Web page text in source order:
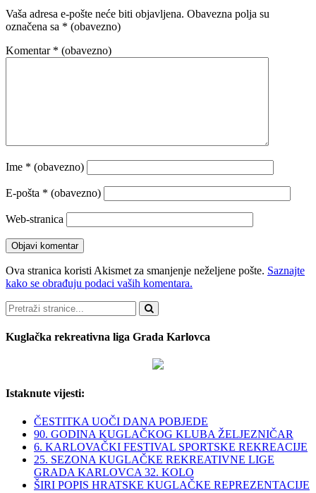
Vaša adresa e-pošte neće biti objavljena. Obavezna polja su
označena sa * (obavezno)
Komentar * (obavezno)
Ime * (obavezno)
E-pošta * (obavezno)
Web-stranica
Ova stranica koristi Akismet za smanjenje neželjene pošte. Saznajte
kako se obrađuju podaci vaših komentara.
Pretraži
Kuglačka rekreativna liga Grada Karlovca
Istaknute vijesti:
ČESTITKA UOČI DANA POBJEDE
90. GODINA KUGLAČKOG KLUBA ŽELJEZNIČAR
6. KARLOVAČKI FESTIVAL SPORTSKE REKREACIJE
25. SEZONA KUGLAČKE REKREATIVNE LIGE
GRADA KARLOVCA 32. KOLO
ŠIRI POPIS HRATSKE KUGLAČKE REPREZENTACIJE